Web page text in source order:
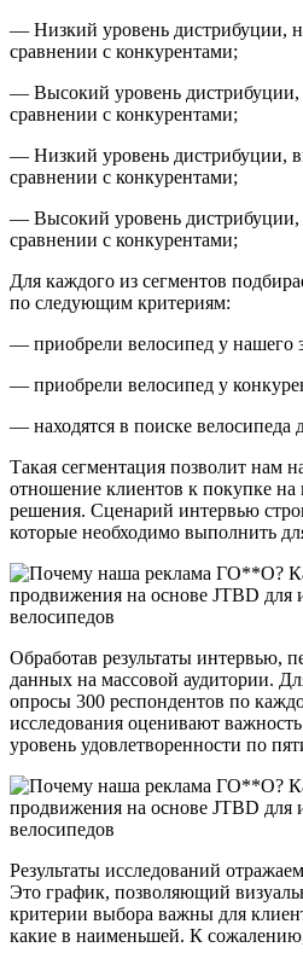
— Низкий уровень дистрибуции,
сравнении с конкурентами;
— Высокий уровень дистрибуции,
сравнении с конкурентами;
— Низкий уровень дистрибуции,
сравнении с конкурентами;
— Высокий уровень дистрибуции,
сравнении с конкурентами;
Для каждого из сегментов
по следующим критериям:
— приобрели велосипед у нашего
— приобрели велосипед у
— находятся в поиске велосипеда
Такая сегментация позволит нам
отношение клиентов к покупке на
решения. Сценарий интервью
которые необходимо выполнить
Обработав результаты интервью,
данных на массовой аудитории.
опросы 300 респондентов по
исследования оценивают
уровень удовлетворенности по
Результаты исследований
Это график, позволяющий
критерии выбора важны для
какие в наименьшей. К